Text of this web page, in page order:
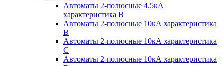
Автоматы 2-полюсные 4.5кА
характеристика В
Автоматы 2-полюсные 10кА характеристика
B
Автоматы 2-полюсные 10кА характеристика
C
Автоматы 2-полюсные 10кА характеристика